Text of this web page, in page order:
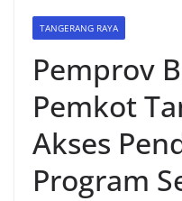
TANGERANG RAYA
Pemprov
Pemkot
Akses
Program